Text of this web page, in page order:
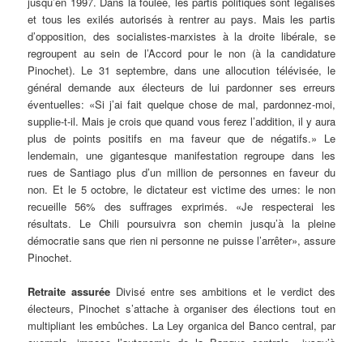
et tous les exilés autorisés à rentrer au pays. Mais les partis
d’opposition, des socialistes-marxistes à la droite libérale, se
regroupent au sein de l’Accord pour le non (à la candidature
Pinochet). Le 31 septembre, dans une allocution télévisée, le
général demande aux électeurs de lui pardonner ses erreurs
éventuelles: «Si j’ai fait quelque chose de mal, pardonnez-moi,
supplie-t-il. Mais je crois que quand vous ferez l’addition, il y aura
plus de points positifs en ma faveur que de négatifs.» Le
lendemain, une gigantesque manifestation regroupe dans les
rues de Santiago plus d’un million de personnes en faveur du
non. Et le 5 octobre, le dictateur est victime des urnes: le non
recueille 56% des suffrages exprimés. «Je respecterai les
résultats. Le Chili poursuivra son chemin jusqu’à la pleine
démocratie sans que rien ni personne ne puisse l’arrêter», assure
Pinochet.
Retraite assuréeDivisé entre ses ambitions et le verdict des
électeurs, Pinochet s’attache à organiser des élections tout en
multipliant les embûches. La Ley organica del Banco central, par